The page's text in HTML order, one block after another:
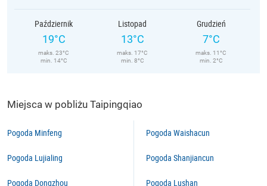
Październik
19°C
maks. 23°C
min. 14°C
Listopad
13°C
maks. 17°C
min. 8°C
Grudzień
7°C
maks. 11°C
min. 2°C
Miejsca w pobliżu Taipingqiao
Pogoda Minfeng
Pogoda Lujialing
Pogoda Dongzhou
Pogoda Waishacun
Pogoda Shanjiancun
Pogoda Lushan